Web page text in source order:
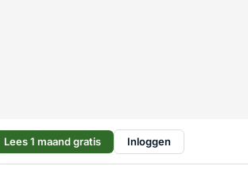
Lees 1 maand gratis Inloggen